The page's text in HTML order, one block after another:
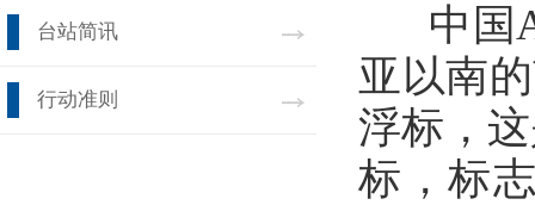
台站简讯
行动准则
中国
亚以南
浮标，
标，标